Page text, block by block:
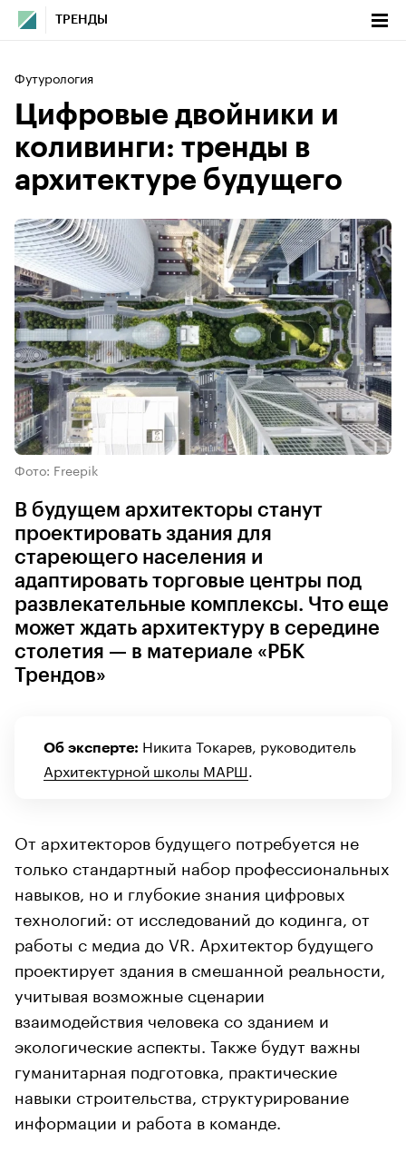
ТРЕНДЫ
Футурология
Цифровые двойники и
коливинги: тренды в
архитектуре будущего
Фото: Freepik
В будущем архитекторы станут
проектировать здания для
стареющего населения и
адаптировать торговые центры под
развлекательные комплексы. Что еще
может ждать архитектуру в середине
столетия — в материале «РБК
Трендов»
Об эксперте: Никита Токарев, руководитель
Архитектурной школы МАРШ
От архитекторов будущего потребуется не
только стандартный набор профессиональных
навыков, но и глубокие знания цифровых
технологий: от исследований до кодинга, от
работы с медиа до VR. Архитектор будущего
проектирует здания в смешанной реальности,
учитывая возможные сценарии
взаимодействия человека со зданием и
экологические аспекты. Также будут важны
гуманитарная подготовка, практические
навыки строительства, структурирование
информации и работа в команде.